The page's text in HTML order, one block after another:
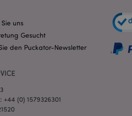
uns
Gesucht
den Puckator-Newsletter
(0) 1579326301
1 Tag 16
Stunden
www.puckator.de